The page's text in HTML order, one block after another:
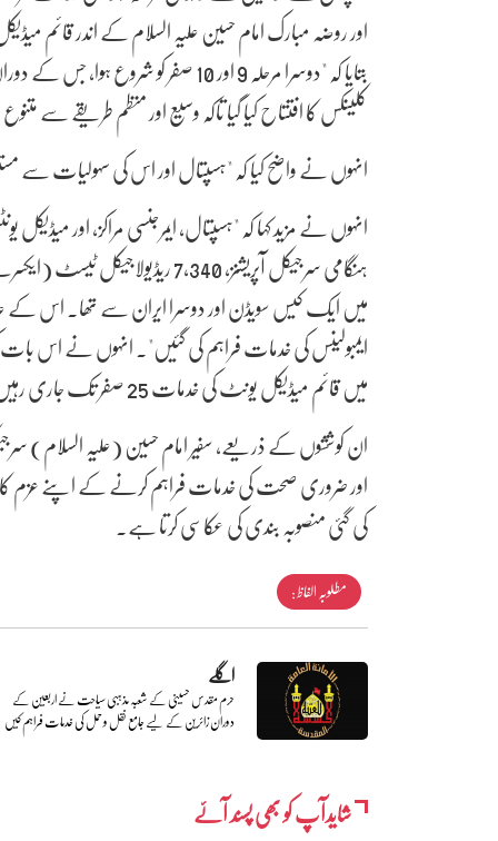
اور روضہ مبارک امام حسین علیہ السلام کے اندر قائم
کلینکس کا افتتاح کیا گیا تاکہ وسیع اور منظم طریقے سے
انہوں نے واضح کیا کہ "ہسپتال اور اس کی سہولیات سے مستفید
ایمبولینس کی خدمات فراہم کی گئیں"۔ انہوں نے اس بات
میں قائم میڈیکل یونٹ کی خدمات 25 صفر تک جاری رہیں گی"۔
ان کوششوں کے ذریعے، سفیر امام حسین (علیہ السلام)
اور ضروری صحت کی خدمات فراہم کرنے کے اپنے عزم کا
کی گئی منصوبہ بندی کی عکاسی کرتا ہے۔
مطلوبہ الفاظ :
اگلے
حرم مقدس حسینی کے شعبہ مذہبی سیاحت نے اربعین کے
دوران زائرین کے لیے جامع نقل و حمل کی خدمات فراہم کیں
شایدآپ کو بھی پسند آئے